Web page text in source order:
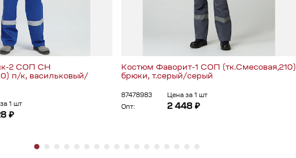
2 СОП CH
п/к, васильковый/
1 шт
₽
Костюм Фаворит-1 СОП (тк.Смесовая,210)
брюки, т.серый/серый
87478983
Цена за 1 шт
Опт:
2 448 ₽